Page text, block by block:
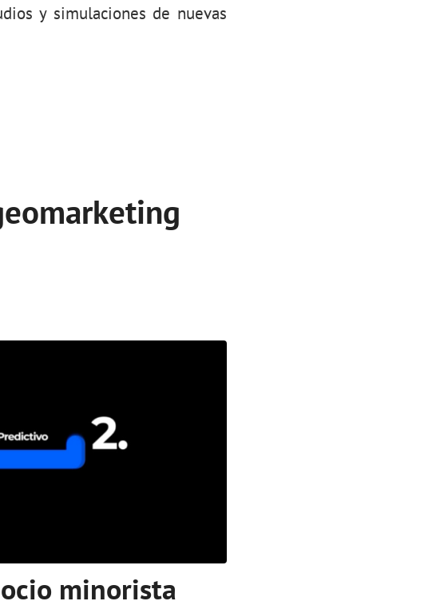
y simulaciones de nuevas
minorista